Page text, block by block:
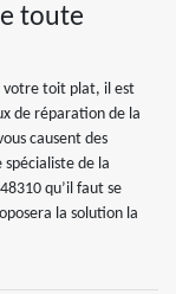
toute
votre toit plat, il est
de réparation de la
causent des
spécialiste de la
qu’il faut se
la solution la